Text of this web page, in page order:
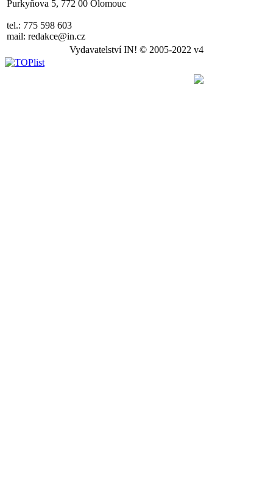
Purkyňova 5, 772 00 Olomouc
tel.: 775 598 603
mail: redakce@in.cz
Vydavatelství IN! © 2005-2022 v4